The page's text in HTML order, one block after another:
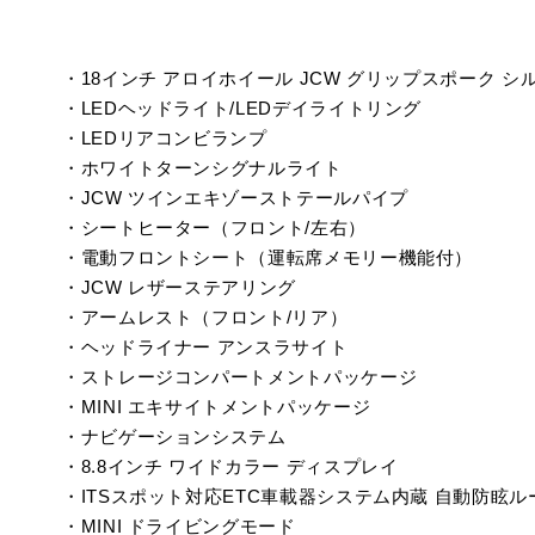
・18インチ アロイホイール JCW グリップスポーク シ
・LEDヘッドライト/LEDデイライトリング
・LEDリアコンビランプ
・ホワイトターンシグナルライト
・JCW ツインエキゾーストテールパイプ
・シートヒーター（フロント/左右）
・電動フロントシート（運転席メモリー機能付）
・JCW レザーステアリング
・アームレスト（フロント/リア）
・ヘッドライナー アンスラサイト
・ストレージコンパートメントパッケージ
・MINI エキサイトメントパッケージ
・ナビゲーションシステム
・8.8インチ ワイドカラー ディスプレイ
・ITSスポット対応ETC車載器システム内蔵 自動防眩ル
・MINI ドライビングモード